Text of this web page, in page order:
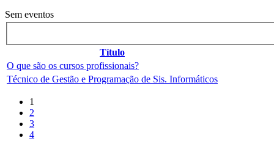
Sem eventos
Título
O que são os cursos profissionais?
Técnico de Gestão e Programação de Sis. Informáticos
1
2
3
4